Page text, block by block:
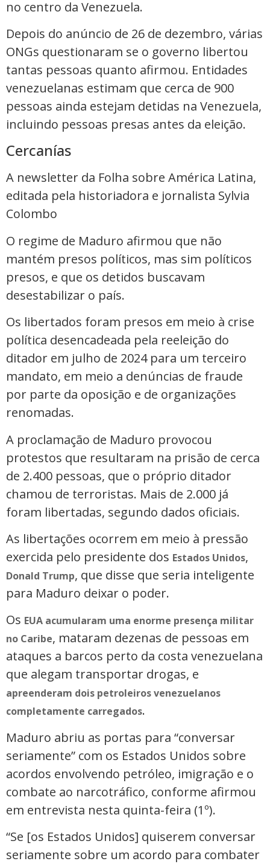
no centro da Venezuela.
Depois do anúncio de 26 de dezembro, várias
ONGs questionaram se o governo libertou
tantas pessoas quanto afirmou. Entidades
venezuelanas estimam que cerca de 900
pessoas ainda estejam detidas na Venezuela,
incluindo pessoas presas antes da eleição.
Cercanías
A newsletter da Folha sobre América Latina,
editada pela historiadora e jornalista Sylvia
Colombo
O regime de Maduro afirmou que não
mantém presos políticos, mas sim políticos
presos, e que os detidos buscavam
desestabilizar o país.
Os libertados foram presos em meio à crise
política desencadeada pela reeleição do
ditador em julho de 2024 para um terceiro
mandato, em meio a denúncias de fraude
por parte da oposição e de organizações
renomadas.
A proclamação de Maduro provocou
protestos que resultaram na prisão de cerca
de 2.400 pessoas, que o próprio ditador
chamou de terroristas. Mais de 2.000 já
foram libertadas, segundo dados oficiais.
As libertações ocorrem em meio à pressão
exercida pelo presidente dos Estados Unidos,
Donald Trump, que disse que seria inteligente
para Maduro deixar o poder.
Os EUA acumularam uma enorme presença militar
no Caribe, mataram dezenas de pessoas em
ataques a barcos perto da costa venezuelana
que alegam transportar drogas, e
apreenderam dois petroleiros venezuelanos
completamente carregados.
Maduro abriu as portas para “conversar
seriamente” com os Estados Unidos sobre
acordos envolvendo petróleo, imigração e o
combate ao narcotráfico, conforme afirmou
em entrevista nesta quinta-feira (1º).
“Se [os Estados Unidos] quiserem conversar
seriamente sobre um acordo para combater